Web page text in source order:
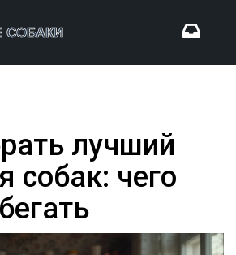
лучший
собак: чего